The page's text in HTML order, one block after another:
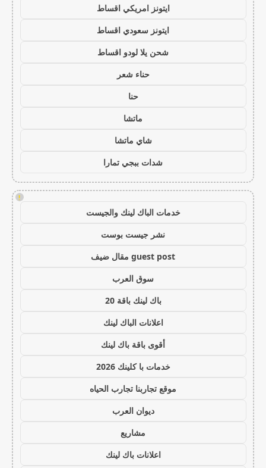
ايتونز امريكي اقساط
ايتونز سعودي اقساط
شحن يلا لودو اقساط
حناء شعر
حنا
ماتشا
شاي ماتشا
شدات ببجي تمارا
!
خدمات الباك لينك والجيست
نشر جيست بوست
guest post مقال ضيف
سوق العرب
باك لينك باقة 20
اعلانات الباك لينك
أقوى باقة باك لينك
خدمات با كلينك 2026
موقع تجاربنا تجارب الحياه
ديوان العرب
مشاريع
اعلانات باك لينك